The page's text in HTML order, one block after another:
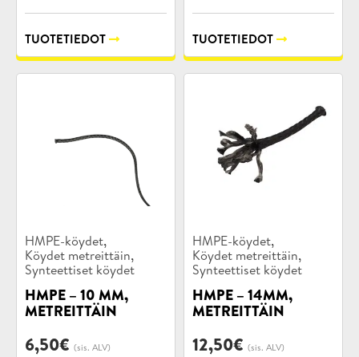
TUOTETIEDOT TUOTETIEDOT
Tuotekategoriat:
HMPE-köydet,
Köydet metreittäin,
Synteettiset köydet
HMPE – 10 MM,
METREITTÄIN
6,50€ (sis. ALV)
Tuotekategoriat:
HMPE-köydet,
Köydet metreittäin,
Synteettiset köydet
HMPE – 14MM,
METREITTÄIN
12,50€ (sis. ALV)